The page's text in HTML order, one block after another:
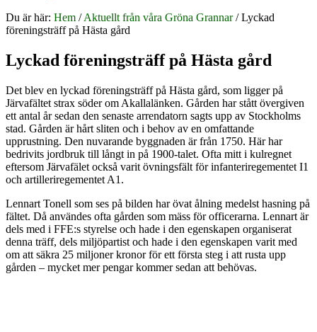
Du är här: Hem / Aktuellt från våra Gröna Grannar /Lyckad
föreningsträff på Hästa gård
Lyckad föreningsträff på Hästa gård
Det blev en lyckad föreningsträff på Hästa gård, som ligger på
Järvafältet strax söder om Akallalänken. Gården har stått övergiven
ett antal år sedan den senaste arrendatorn sagts upp av Stockholms
stad. Gården är hårt sliten och i behov av en omfattande
upprustning. Den nuvarande byggnaden är från 1750. Här har
bedrivits jordbruk till långt in på 1900-talet. Ofta mitt i kulregnet
eftersom Järvafälet också varit övningsfält för infanteriregementet I1
och artilleriregementet A1.
Lennart Tonell som ses på bilden har övat ålning medelst hasning på
fältet. Då användes ofta gården som mäss för officerarna. Lennart är
dels med i FFE:s styrelse och hade i den egenskapen organiserat
denna träff, dels miljöpartist och hade i den egenskapen varit med
om att säkra 25 miljoner kronor för ett första steg i att rusta upp
gården – mycket mer pengar kommer sedan att behövas.